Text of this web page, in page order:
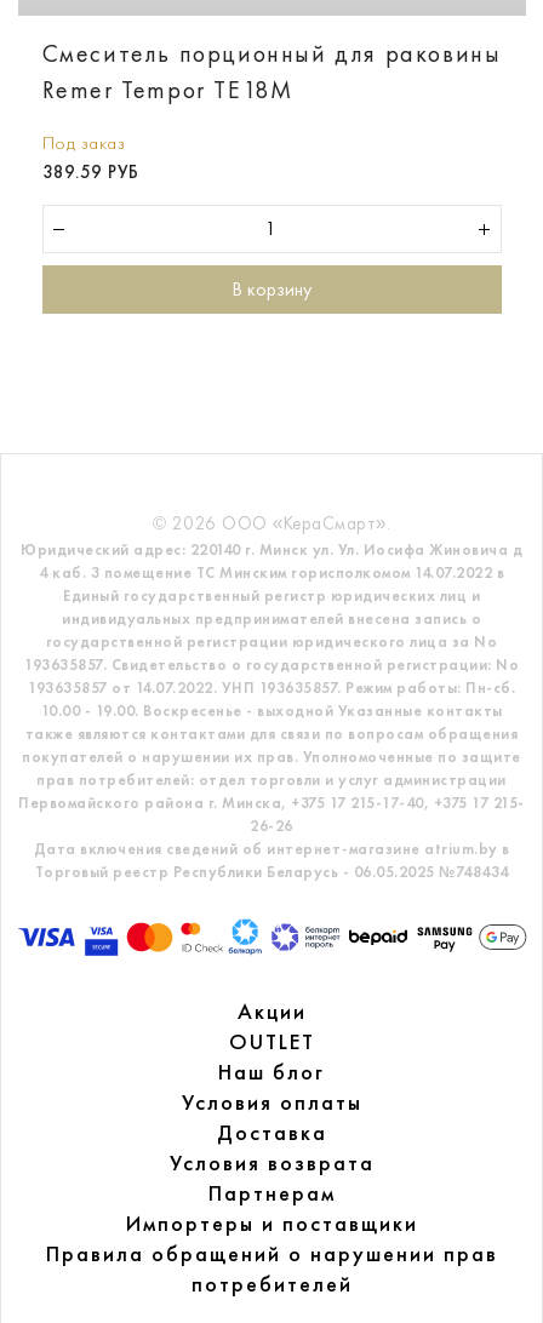
Смеситель порционный для раковины
Remer Tempor TE18M
Под заказ
389.59 РУБ
В корзину
© 2026 ООО «КераСмарт».
Юридический адрес: 220140 г. Минск ул. Ул. Иосифа Жиновича д
4 каб. 3 помещение ТС Минским горисполкомом 14.07.2022 в
Единый государственный регистр юридических лиц и
индивидуальных предпринимателей внесена запись о
государственной регистрации юридического лица за No
193635857. Свидетельство о государственной регистрации: No
193635857 от 14.07.2022. УНП 193635857. Режим работы: Пн-сб.
10.00 - 19.00. Воскресенье - выходной Указанные контакты
также являются контактами для связи по вопросам обращения
покупателей о нарушении их прав. Уполномоченные по защите
прав потребителей: отдел торговли и услуг администрации
Первомайского района г. Минска, +375 17 215-17-40, +375 17 215-
26-26
Дата включения сведений об интернет-магазине atrium.by в
Торговый реестр Республики Беларусь - 06.05.2025 №748434
Акции
OUTLET
Наш блог
Условия оплаты
Доставка
Условия возврата
Партнерам
Импортеры и поставщики
Правила обращений о нарушении прав
потребителей